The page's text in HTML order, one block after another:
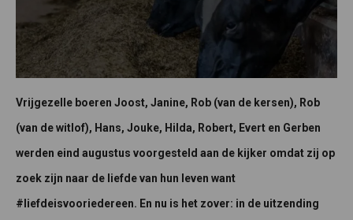
Vrijgezelle boeren Joost, Janine, Rob (van de kersen), Rob
(van de witlof), Hans, Jouke, Hilda, Robert, Evert en Gerben
werden eind augustus voorgesteld aan de kijker omdat zij op
zoek zijn naar de liefde van hun leven want
#liefdeisvooriedereen. En nu is het zover: in de uitzending